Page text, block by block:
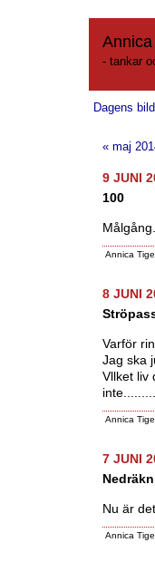
- tankar
Dagens bild
« maj
9 JUNI
100
Annica
8 JUNI
Varför
Jag ska
Vllket liv
Annica
7 JUNI
Nu är
Annica